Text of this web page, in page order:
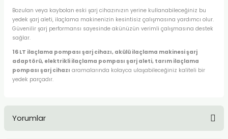
Bozulan veya kaybolan eski şarj cihazınızın yerine kullanabileceğiniz bu
yedek şarj aleti, ilaçlama makinenizin kesintisiz çalışmasına yardımcı olur.
Güvenilir şarj performansı sayesinde akünüzün verimli çalışmasına destek
sağlar.
16 LT ilaçlama pompası şarj cihazı, akülü ilaçlama makinesi şarj
adaptörü, elektrikli ilaçlama pompası şarj aleti, tarım ilaçlama
pompası şarj cihazı aramalarında kolayca ulaşabileceğiniz kaliteli bir
yedek parçadır.
Yorumlar